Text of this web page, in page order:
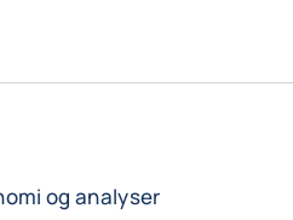
og analyser